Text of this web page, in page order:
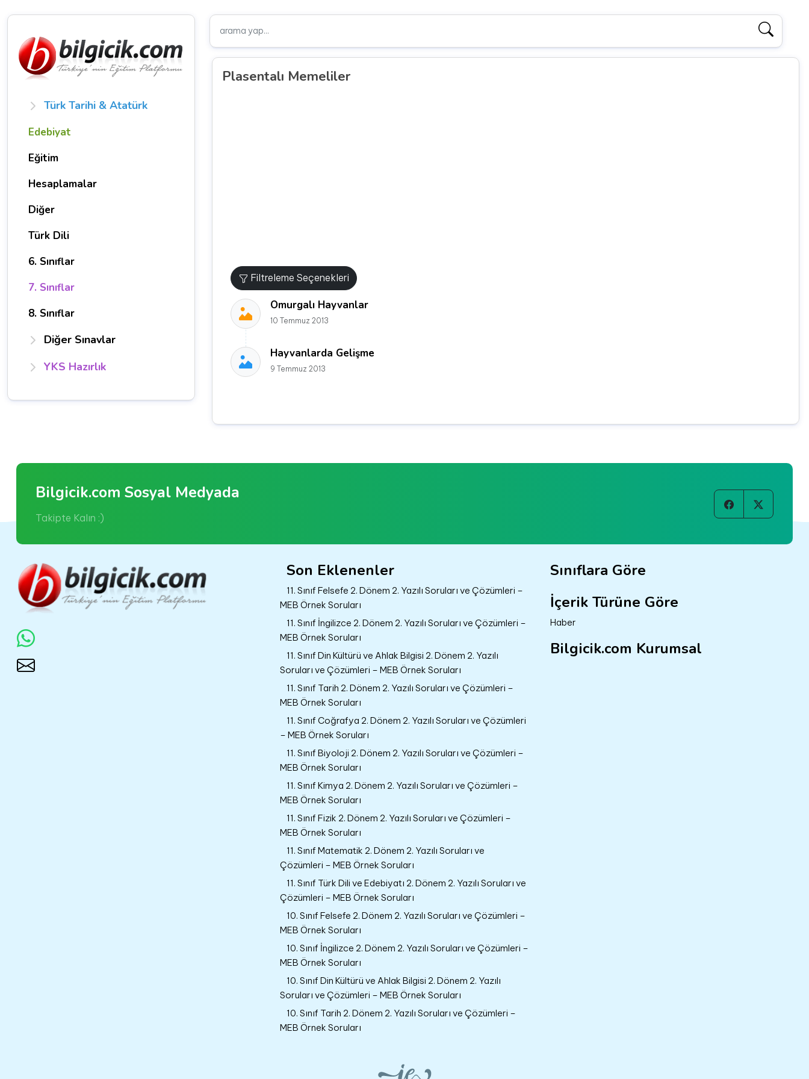
Türk Tarihi & Atatürk
Edebiyat
Eğitim
Hesaplamalar
Diğer
Türk Dili
6. Sınıflar
7. Sınıflar
8. Sınıflar
Diğer Sınavlar
YKS Hazırlık
Plasentalı Memeliler
Filtreleme Seçenekleri
Omurgalı Hayvanlar
10 Temmuz 2013
Hayvanlarda Gelişme
9 Temmuz 2013
Bilgicik.com Sosyal Medyada
Takipte Kalın :)
Son Eklenenler
11. Sınıf Felsefe 2. Dönem 2. Yazılı Soruları ve Çözümleri –
MEB Örnek Soruları
11. Sınıf İngilizce 2. Dönem 2. Yazılı Soruları ve Çözümleri –
MEB Örnek Soruları
11. Sınıf Din Kültürü ve Ahlak Bilgisi 2. Dönem 2. Yazılı
Soruları ve Çözümleri – MEB Örnek Soruları
11. Sınıf Tarih 2. Dönem 2. Yazılı Soruları ve Çözümleri –
MEB Örnek Soruları
11. Sınıf Coğrafya 2. Dönem 2. Yazılı Soruları ve Çözümleri
– MEB Örnek Soruları
11. Sınıf Biyoloji 2. Dönem 2. Yazılı Soruları ve Çözümleri –
MEB Örnek Soruları
11. Sınıf Kimya 2. Dönem 2. Yazılı Soruları ve Çözümleri –
MEB Örnek Soruları
11. Sınıf Fizik 2. Dönem 2. Yazılı Soruları ve Çözümleri –
MEB Örnek Soruları
11. Sınıf Matematik 2. Dönem 2. Yazılı Soruları ve
Çözümleri – MEB Örnek Soruları
11. Sınıf Türk Dili ve Edebiyatı 2. Dönem 2. Yazılı Soruları ve
Çözümleri – MEB Örnek Soruları
10. Sınıf Felsefe 2. Dönem 2. Yazılı Soruları ve Çözümleri –
MEB Örnek Soruları
10. Sınıf İngilizce 2. Dönem 2. Yazılı Soruları ve Çözümleri –
MEB Örnek Soruları
10. Sınıf Din Kültürü ve Ahlak Bilgisi 2. Dönem 2. Yazılı
Soruları ve Çözümleri – MEB Örnek Soruları
10. Sınıf Tarih 2. Dönem 2. Yazılı Soruları ve Çözümleri –
MEB Örnek Soruları
Sınıflara Göre
İçerik Türüne Göre
Haber
Bilgicik.com Kurumsal